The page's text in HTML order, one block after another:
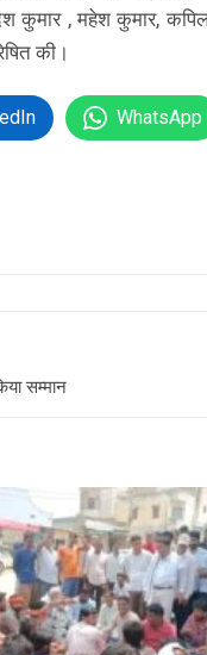
कुमार , महेश कुमार,
की।
WhatsApp
सम्मान